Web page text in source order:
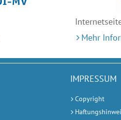
Mehr
IMPRESSUM
Copyright